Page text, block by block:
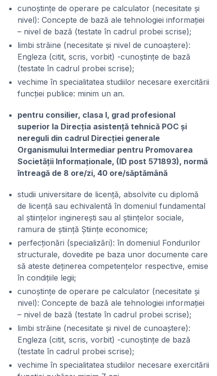
cunoștințe de operare pe calculator (necesitate și
nivel): Concepte de bază ale tehnologiei informației
– nivel de bază (testate în cadrul probei scrise);
limbi străine (necesitate și nivel de cunoaștere):
Engleza (citit, scris, vorbit) -cunoștințe de bază
(testate în cadrul probei scrise);
vechime în specialitatea studiilor necesare exercitării
funcției publice: minim un an.
pentru consilier, clasa I, grad profesional
superior la Direcția asistență tehnică POC și
nereguli din cadrul Direcției generale
Organismului Intermediar pentru Promovarea
Societății Informaționale, (ID post 571893), normă
întreagă de 8 ore/zi, 40 ore/săptămână
studii universitare de licență, absolvite cu diplomă
de licență sau echivalentă în domeniul fundamental
al științelor inginerești sau al științelor sociale,
ramura de știință Științe economice;
perfecționări (specializări): în domeniul Fondurilor
structurale, dovedite pe baza unor documente care
să ateste deținerea competențelor respective, emise
în condițiile legii;
cunoștințe de operare pe calculator (necesitate și
nivel): Concepte de bază ale tehnologiei informației
– nivel de bază (testate în cadrul probei scrise);
limbi străine (necesitate și nivel de cunoaștere):
Engleza (citit, scris, vorbit) -cunoștințe de bază
(testate în cadrul probei scrise);
vechime în specialitatea studiilor necesare exercitării